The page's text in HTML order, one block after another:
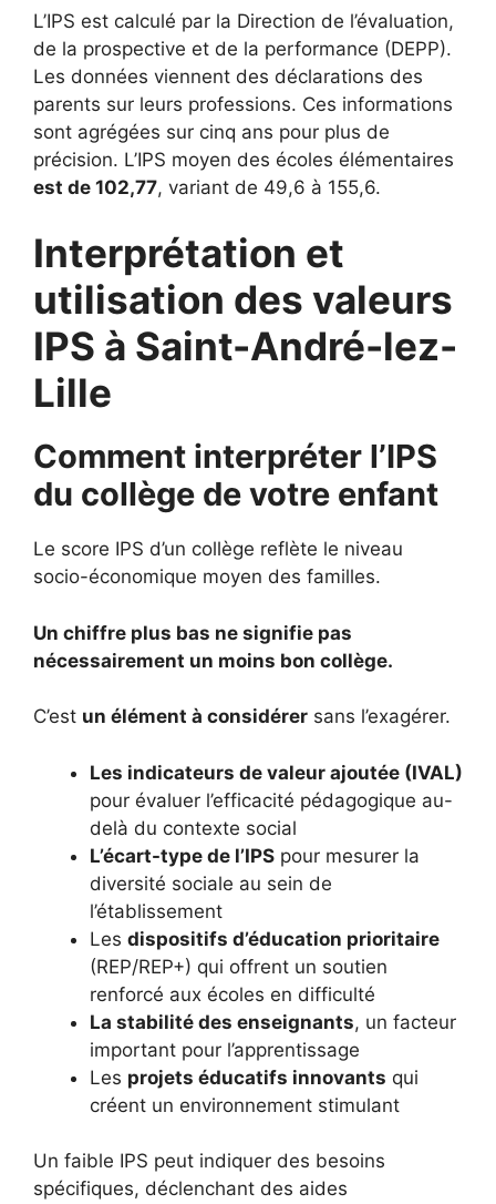
L’IPS est calculé par la Direction de l’évaluation,
de la prospective et de la performance (DEPP).
Les données viennent des déclarations des
parents sur leurs professions. Ces informations
sont agrégées sur cinq ans pour plus de
précision. L’IPS moyen des écoles élémentaires
est de 102,77, variant de 49,6 à 155,6.
Interprétation et
utilisation des valeurs
IPS à Saint-André-lez-
Lille
Comment interpréter l’IPS
du collège de votre enfant
Le score IPS d’un collège reflète le niveau
socio-économique moyen des familles.
Un chiffre plus bas ne signifie pas
nécessairement un moins bon collège.
C’est un élément à considérer sans l’exagérer.
Les indicateurs de valeur ajoutée (IVAL)
pour évaluer l’efficacité pédagogique au-
delà du contexte social
L’écart-type de l’IPS pour mesurer la
diversité sociale au sein de
l’établissement
Les dispositifs d’éducation prioritaire
(REP/REP+) qui offrent un soutien
renforcé aux écoles en difficulté
La stabilité des enseignants, un facteur
important pour l’apprentissage
Les projets éducatifs innovants qui
créent un environnement stimulant
Un faible IPS peut indiquer des besoins
spécifiques, déclenchant des aides